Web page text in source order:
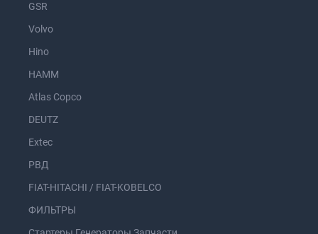
GSR
Volvo
Hino
HAMM
Atlas Copco
DEUTZ
Extec
РВД
FIAT-HITACHI / FIAT-KOBELCO
ФИЛЬТРЫ